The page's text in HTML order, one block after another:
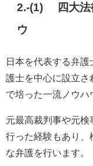
2.-(1) 四大法
ウ
日本を代表する弁
護士を中心に設立さ
で培った一流ノウハ
元最高裁判事や元
行った経験もあり、
な弁護を行います。